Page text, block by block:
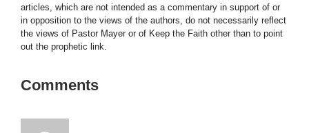
articles, which are not intended as a commentary in support of or
in opposition to the views of the authors, do not necessarily reflect
the views of Pastor Mayer or of Keep the Faith other than to point
out the prophetic link.
Comments